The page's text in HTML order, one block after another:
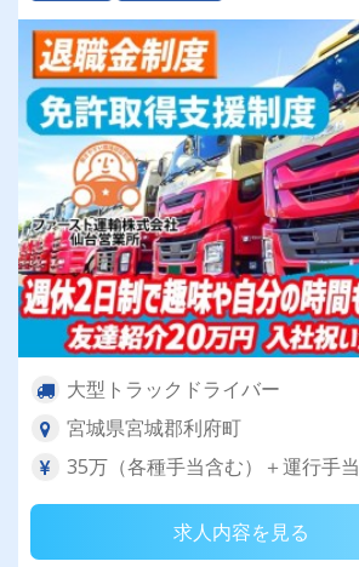
大型トラックドライバー
宮城県宮城郡利府町
35万（各種手当含む）＋運行手当
求人内容を見る